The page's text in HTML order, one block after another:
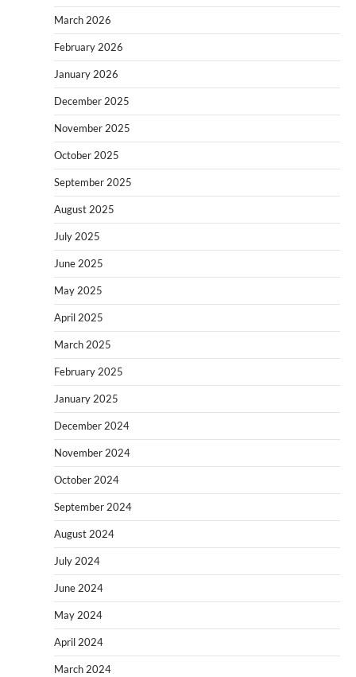
March 2026
February 2026
January 2026
December 2025
November 2025
October 2025
September 2025
August 2025
July 2025
June 2025
May 2025
April 2025
March 2025
February 2025
January 2025
December 2024
November 2024
October 2024
September 2024
August 2024
July 2024
June 2024
May 2024
April 2024
March 2024